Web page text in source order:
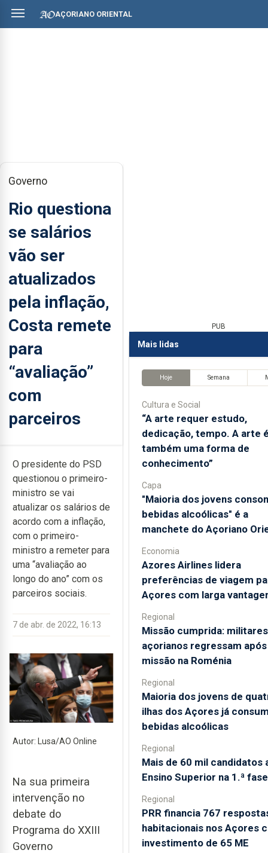
AÇORIANO ORIENTAL
Governo
Rio questiona
se salários
vão ser
atualizados
pela inflação,
Costa remete
para
“avaliação”
com
parceiros
O presidente do PSD
questionou o primeiro-
ministro se vai
atualizar os salários de
acordo com a inflação,
com o primeiro-
ministro a remeter para
uma “avaliação ao
longo do ano” com os
parceiros sociais.
7 de abr. de 2022, 16:13
Autor: Lusa/AO Online
Na sua primeira
intervenção no
debate do
Programa do XXIII
Governo
PUB
Mais lidas
Hoje Semana
Cultura e Social
“A arte requer estudo,
dedicação, tempo. A arte
também uma forma de
conhecimento”
Capa
"Maioria dos jovens
bebidas alcoólicas" é a
manchete do Açoriano
Economia
Azores Airlines lidera
preferências de viagem
Açores com larga
Regional
Missão cumprida: militares
açorianos regressam após
missão na Roménia
Regional
Maioria dos jovens de
ilhas dos Açores já
bebidas alcoólicas
Regional
Mais de 60 mil candidatos
Ensino Superior na 1.ª fase
Regional
PRR financia 767
habitacionais nos Açores
investimento de 65 ME